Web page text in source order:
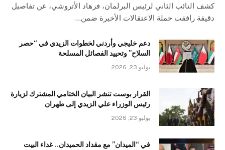
كشف النائب الثاني لرئيس البرلمان، فرهاد الأتروشي، عن تفاصيل
دقيقة رافقت حملة الاعتقالات الأخيرة ضمن…
دعم خليجي وأردني لخطوات الزيدي في “حصر
السلاح” وتحييد الفصائل المسلحة
يوليو 23, 2026
القرار بوست تنشر البيان الختامي المشترك لزيارة
رئيس الوزراء علي الزيدي إلى طهران
يوليو 23, 2026
في “الميدان” مع مقداد الحميدان.. غداء البيت